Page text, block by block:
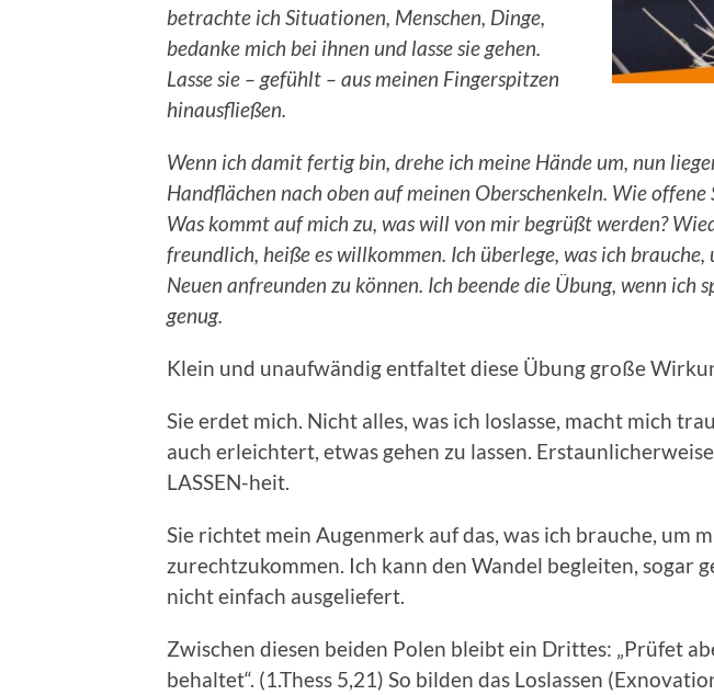
betrachte ich Situationen, Menschen, Dinge,
bedanke mich bei ihnen und lasse sie gehen.
Lasse sie – gefühlt – aus meinen Fingerspitzen
hinausfließen.
Wenn ich damit fertig bin, drehe ich meine Hände um, nun
Handflächen nach oben auf meinen Oberschenkeln. Wie offene
Was kommt auf mich zu, was will von mir begrüßt werden?
freundlich, heiße es willkommen. Ich überlege, was ich
Neuen anfreunden zu können. Ich beende die Übung, wenn ich
genug.
Klein und unaufwändig entfaltet diese Übung große
Sie erdet mich. Nicht alles, was ich loslasse, macht mich
auch erleichtert, etwas gehen zu lassen.
LASSEN-heit.
Sie richtet mein Augenmerk auf das, was ich brauche, um
zurechtzukommen. Ich kann den Wandel begleiten, sogar
nicht einfach ausgeliefert.
Zwischen diesen beiden Polen bleibt ein Drittes: „Prüfet
behaltet“. (1.Thess 5,21) So bilden das Loslassen